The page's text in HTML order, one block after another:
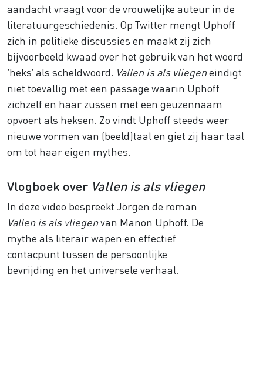
aandacht vraagt voor de vrouwelijke auteur in de
literatuurgeschiedenis. Op Twitter mengt Uphoff
zich in politieke discussies en maakt zij zich
bijvoorbeeld kwaad over het gebruik van het woord
‘heks’ als scheldwoord. Vallen is als vliegeneindigt
niet toevallig met een passage waarin Uphoff
zichzelf en haar zussen met een geuzennaam
opvoert als heksen. Zo vindt Uphoff steeds weer
nieuwe vormen van (beeld)taal en giet zij haar taal
om tot haar eigen mythes.
Vlogboek over Vallen is als vliegen
In deze video bespreekt Jörgen de roman
Vallen is als vliegenvan Manon Uphoff. De
mythe als literair wapen en effectief
contacpunt tussen de persoonlijke
bevrijding en het universele verhaal.